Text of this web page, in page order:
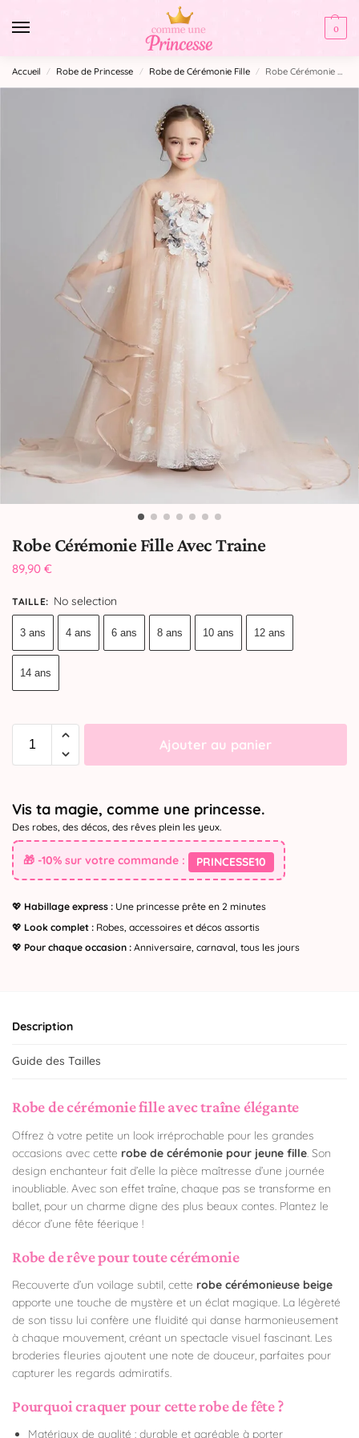
0
Accueil / Robe de Princesse / Robe de Cérémonie Fille​ / Robe Cérémonie Fille Avec Traine
Robe Cérémonie Fille Avec Traine
89,90 €
TAILLE: No selection
3 ans 4 ans 6 ans 8 ans 10 ans 12 ans
14 ans
Ajouter au panier
Vis ta magie, comme une princesse.
Des robes, des décos, des rêves plein les yeux.
🎁 -10% sur votre commande : PRINCESSE10
💖 Habillage express : Une princesse prête en 2 minutes
💖 Look complet : Robes, accessoires et décos assortis
💖 Pour chaque occasion : Anniversaire, carnaval, tous les jours
Description
Guide des Tailles
Robe de cérémonie fille avec traîne élégante
Offrez à votre petite un look irréprochable pour les grandes
occasions avec cette robe de cérémonie pour jeune fille . Son
design enchanteur fait d’elle la pièce maîtresse d’une journée
inoubliable. Avec son effet traîne, chaque pas se transforme en
ballet, pour un charme digne des plus beaux contes. Plantez le
décor d’une fête féerique !
Robe de rêve pour toute cérémonie
Recouverte d’un voilage subtil, cette robe cérémonieuse beige
apporte une touche de mystère et un éclat magique. La légèreté
de son tissu lui confère une fluidité qui danse harmonieusement
à chaque mouvement, créant un spectacle visuel fascinant. Les
broderies fleuries ajoutent une note de douceur, parfaites pour
capturer les regards admiratifs.
Pourquoi craquer pour cette robe de fête ?
Matériaux de qualité : durable et agréable à porter